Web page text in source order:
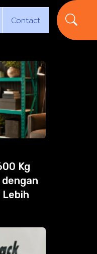
Contact
Kg
Lebih